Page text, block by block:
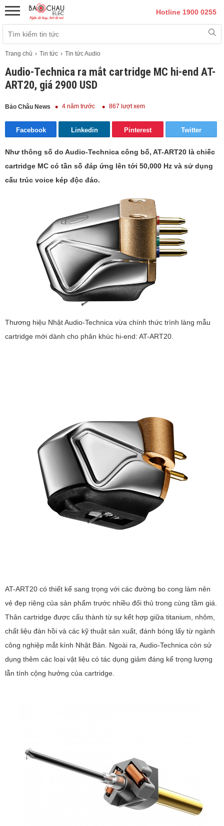
Hotline 1900 0255
Trang chủ Tin tức Tin tức Audio
Audio-Technica ra mắt cartridge MC hi-end AT-
ART20, giá 2900 USD
Bảo Châu News 4 năm trước 867 lượt xem
Facebook Linkedin Pinterest Twitter
Như thông số do Audio-Technica công bố, AT-ART20 là chiếc
cartridge MC có tần số đáp ứng lên tới 50,000 Hz và sử dụng
cấu trúc voice kép độc đáo.
Thương hiệu Nhật Audio-Technica vừa chính thức trình làng mẫu
cartridge mới dành cho phân khúc hi-end: AT-ART20.
AT-ART20 có thiết kế sang trọng với các đường bo cong làm nên
vẻ đẹp riêng của sản phẩm trước nhiều đối thủ trong cùng tầm giá.
Thân cartridge được cấu thành từ sự kết hợp giữa titanium, nhôm,
chất liệu đàn hồi và các kỹ thuật sản xuất, đánh bóng lấy từ ngành
công nghiệp mắt kính Nhật Bản. Ngoài ra, Audio-Technica còn sử
dụng thêm các loại vật liệu có tác dụng giảm đáng kể trọng lượng
lẫn tính cộng hưởng của cartridge.